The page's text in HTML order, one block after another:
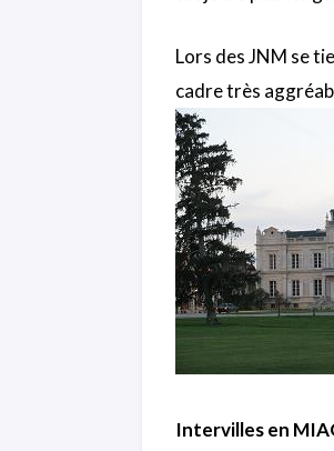
Lors des JNM se
cadre très
Intervilles en